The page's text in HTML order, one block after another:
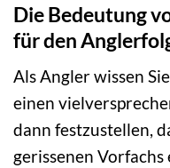
Die Bedeutung
für den
Als Angler wissen
einen
dann festzustellen,
gerissenen